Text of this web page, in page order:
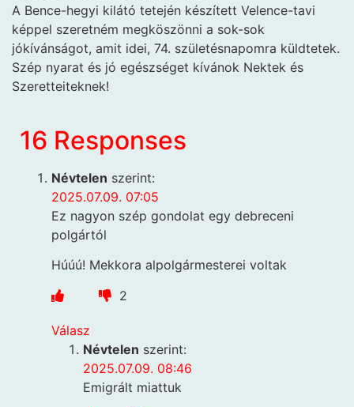
A Bence-hegyi kilátó tetején készített Velence-tavi
képpel szeretném megköszönni a sok-sok
jókívánságot, amit idei, 74. születésnapomra küldtetek.
Szép nyarat és jó egészséget kívánok Nektek és
Szeretteiteknek!
16 Responses
Névtelen szerint:
2025.07.09. 07:05
Ez nagyon szép gondolat egy debreceni
polgártól
Húúú! Mekkora alpolgármesterei voltak
2
Válasz
Névtelen szerint:
2025.07.09. 08:46
Emigrált miattuk